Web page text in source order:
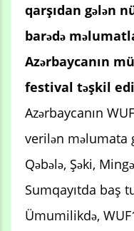
qarşıdan gələn
barədə
Azərbaycanın
festival təşkil
Azərbaycanın
verilən məlumata
Qəbələ, Şəki,
Sumqayıtda baş
Ümumilikdə,